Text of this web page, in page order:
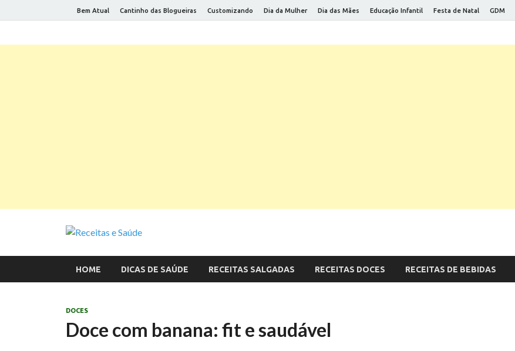
Bem Atual Cantinho das Blogueiras Customizando Dia da Mulher Dia das Mães Educação Infantil Festa de Natal GDM
Receitas e Saúde
HOME DICAS DE SAÚDE RECEITAS SALGADAS RECEITAS DOCES RECEITAS DE BEBIDAS
DOCES
Doce com banana: fit e saudável